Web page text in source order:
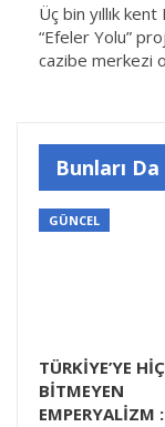
Üç bin yıllık kent
“Efeler Yolu”
cazibe merkezi
Bunları
GÜNCEL
TÜRKİYE’YE HİÇ
BİTMEYEN
EMPERYALİZM :